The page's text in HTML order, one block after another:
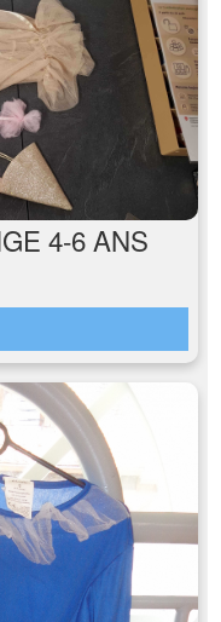
4-6 ANS